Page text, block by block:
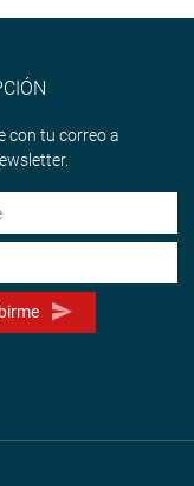
con tu correo a